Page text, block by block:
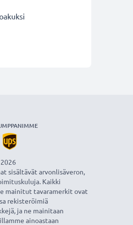
sisältävät arvonlisäveron,
Kaikki
mainitut tavaramerkit ovat
rekisteröimiä
ja ne mainitaan
ainoastaan